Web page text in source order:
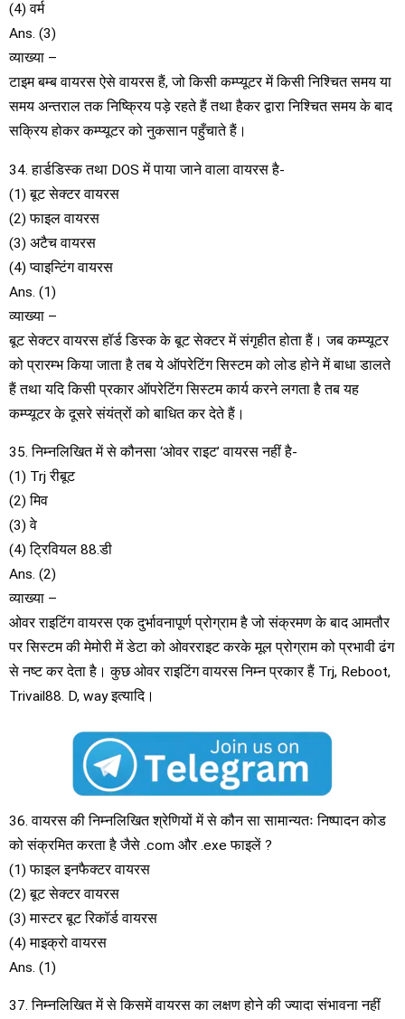
(4) वर्म
Ans. (3)
व्याख्या –
टाइम बम्ब वायरस ऐसे वायरस हैं, जो किसी कम्प्यूटर में किसी निश्चित समय या
समय अन्तराल तक निष्क्रिय पड़े रहते हैं तथा हैकर द्वारा निश्चित समय के बाद
सक्रिय होकर कम्प्यूटर को नुकसान पहुँचाते हैं।
34. हार्डडिस्क तथा DOS में पाया जाने वाला वायरस है-
(1) बूट सेक्टर वायरस
(2) फाइल वायरस
(3) अटैच वायरस
(4) प्वाइन्टिंग वायरस
Ans. (1)
व्याख्या –
बूट सेक्टर वायरस हॉर्ड डिस्क के बूट सेक्टर में संगृहीत होता हैं। जब कम्प्यूटर
को प्रारम्भ किया जाता है तब ये ऑपरेटिंग सिस्टम को लोड होने में बाधा डालते
हैं तथा यदि किसी प्रकार ऑपरेटिंग सिस्टम कार्य करने लगता है तब यह
कम्प्यूटर के दूसरे संयंत्रों को बाधित कर देते हैं।
35. निम्नलिखित में से कौनसा ‘ओवर राइट’ वायरस नहीं है-
(1) Trj रीबूट
(2) मिव
(3) वे
(4) ट्रिवियल 88.डी
Ans. (2)
व्याख्या –
ओवर राइटिंग वायरस एक दुर्भावनापूर्ण प्रोग्राम है जो संक्रमण के बाद आमतौर
पर सिस्टम की मेमोरी में डेटा को ओवरराइट करके मूल प्रोग्राम को प्रभावी ढंग
से नष्ट कर देता है। कुछ ओवर राइटिंग वायरस निम्न प्रकार हैं Trj, Reboot,
Trivail88. D, way इत्यादि।
36. वायरस की निम्नलिखित श्रेणियों में से कौन सा सामान्यतः निष्पादन कोड
को संक्रमित करता है जैसे .com और .exe फाइलें ?
(1) फाइल इनफैक्टर वायरस
(2) बूट सेक्टर वायरस
(3) मास्टर बूट रिकॉर्ड वायरस
(4) माइक्रो वायरस
Ans. (1)
37. निम्नलिखित में से किसमें वायरस का लक्षण होने की ज्यादा संभावना नहीं